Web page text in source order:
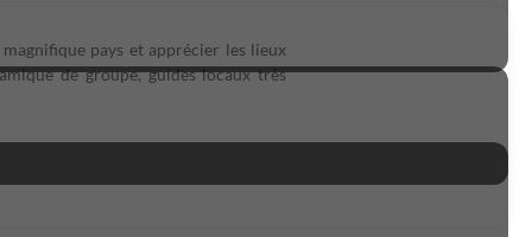
pays et apprécier les lieux
de groupe, guides locaux très